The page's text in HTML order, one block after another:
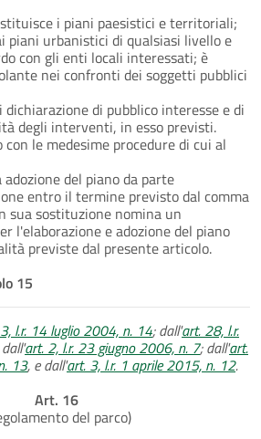
i piani paesistici e territoriali;
piani urbanistici di qualsiasi livello e
con gli enti locali interessati; è
nei confronti dei soggetti pubblici
di pubblico interesse e di
degli interventi, in esso previsti.
le medesime procedure di cui al
del piano da parte
entro il termine previsto dal comma
sua sostituzione nomina un
l'elaborazione e adozione del piano
previste dal presente articolo.
15
l.r. 14 luglio 2004, n. 14; dall'art. 28, l.r.
art. 2, l.r. 23 giugno 2006, n. 7; dall'art.
13, e dall'art. 3, l.r. 1 aprile 2015, n. 12.
Art. 16
del parco)